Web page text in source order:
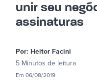
unir seu
assinaturas
Por: Heitor Facini
5 Minutos de leitura
Em 06/08/2019